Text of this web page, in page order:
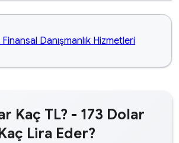
Kaç TL? - 173 Dolar
Lira Eder?